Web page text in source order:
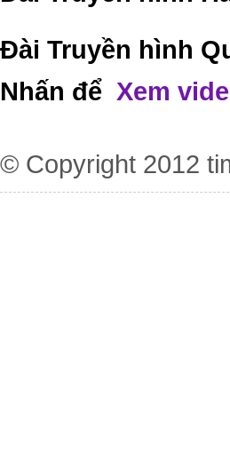
Đài Truyền hình
Nhấn để Xem
© Copyright 2012